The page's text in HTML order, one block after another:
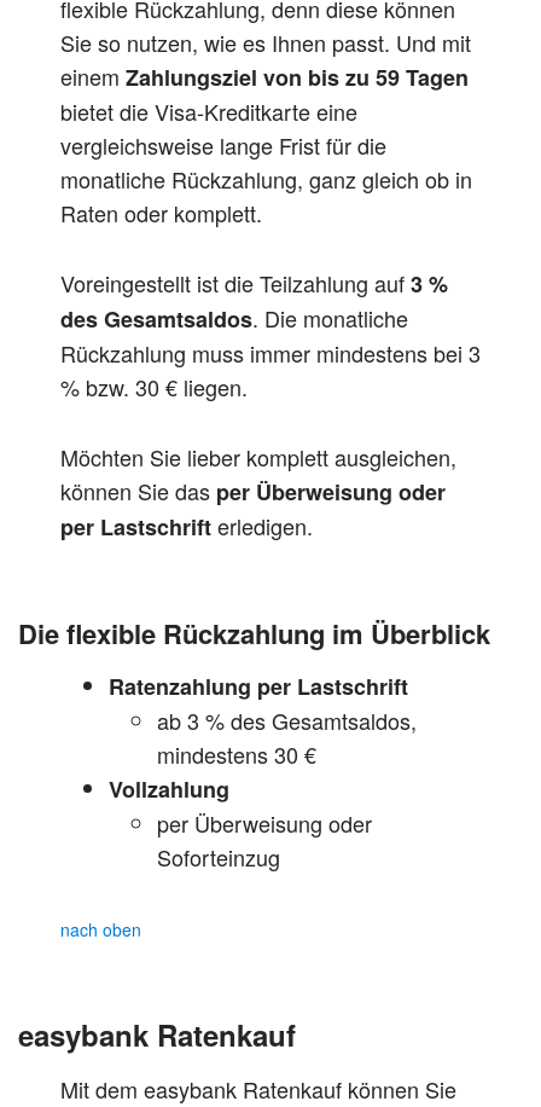
flexible Rückzahlung, denn diese können
Sie so nutzen, wie es Ihnen passt. Und mit
einem Zahlungsziel von bis zu 59 Tagen
bietet die Visa-Kreditkarte eine
vergleichsweise lange Frist für die
monatliche Rückzahlung, ganz gleich ob in
Raten oder komplett.
Voreingestellt ist die Teilzahlung auf3 %
des Gesamtsaldos. Die monatliche
Rückzahlung muss immer mindestens bei 3
% bzw. 30 € liegen.
Möchten Sie lieber komplett ausgleichen,
können Sie das per Überweisung oder
per Lastschrifterledigen.
Die flexible Rückzahlung im Überblick
Ratenzahlung per Lastschrift
ab 3 % des Gesamtsaldos,
mindestens 30 €
Vollzahlung
per Überweisung oder
Soforteinzug
nach oben
easybank Ratenkauf
Mit dem easybank Ratenkauf können Sie